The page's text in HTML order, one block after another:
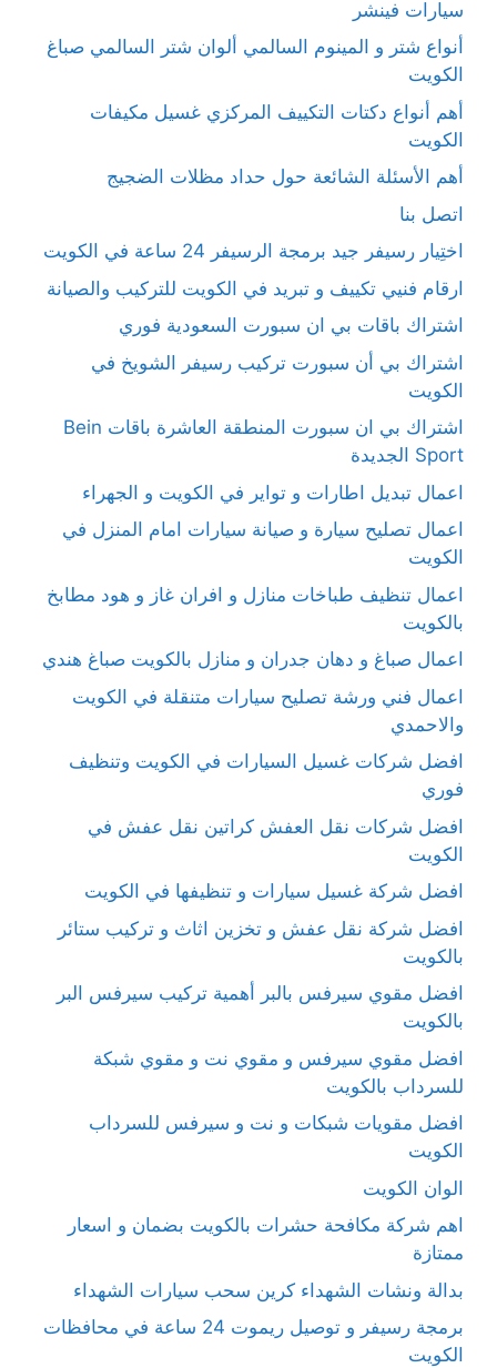
سيارات فينشر
أنواع شتر و المينوم السالمي ألوان شتر السالمي صباغ
الكويت
أهم أنواع دكتات التكييف المركزي غسيل مكيفات
الكويت
أهم الأسئلة الشائعة حول حداد مظلات الضجيج
اتصل بنا
اختِيار رسيفر جيد برمجة الرسيفر 24 ساعة في الكويت
ارقام فنيي تكييف و تبريد في الكويت للتركيب والصيانة
اشتراك باقات بي ان سبورت السعودية فوري
اشتراك بي أن سبورت تركيب رسيفر الشويخ في
الكويت
اشتراك بي ان سبورت المنطقة العاشرة باقات Bein
Sport الجديدة
اعمال تبديل اطارات و تواير في الكويت و الجهراء
اعمال تصليح سيارة و صيانة سيارات امام المنزل في
الكويت
اعمال تنظيف طباخات منازل و افران غاز و هود مطابخ
بالكويت
اعمال صباغ و دهان جدران و منازل بالكويت صباغ هندي
اعمال فني ورشة تصليح سيارات متنقلة في الكويت
والاحمدي
افضل شركات غسيل السيارات في الكويت وتنظيف
فوري
افضل شركات نقل العفش كراتين نقل عفش في
الكويت
افضل شركة غسيل سيارات و تنظيفها في الكويت
افضل شركة نقل عفش و تخزين اثاث و تركيب ستائر
بالكويت
افضل مقوي سيرفس بالبر أهمية تركيب سيرفس البر
بالكويت
افضل مقوي سيرفس و مقوي نت و مقوي شبكة
للسرداب بالكويت
افضل مقويات شبكات و نت و سيرفس للسرداب
الكويت
الوان الكويت
اهم شركة مكافحة حشرات بالكويت بضمان و اسعار
ممتازة
بدالة ونشات الشهداء كرين سحب سيارات الشهداء
برمجة رسيفر و توصيل ريموت 24 ساعة في محافظات
الكويت